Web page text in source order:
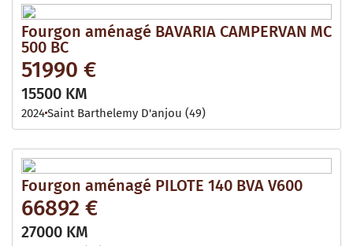
Fourgon aménagé BAVARIA CAMPERVAN MC
500 BC
51990 €
15500 KM
2024Saint Barthelemy D'anjou (49)
Fourgon aménagé PILOTE 140 BVA V600
66892 €
27000 KM